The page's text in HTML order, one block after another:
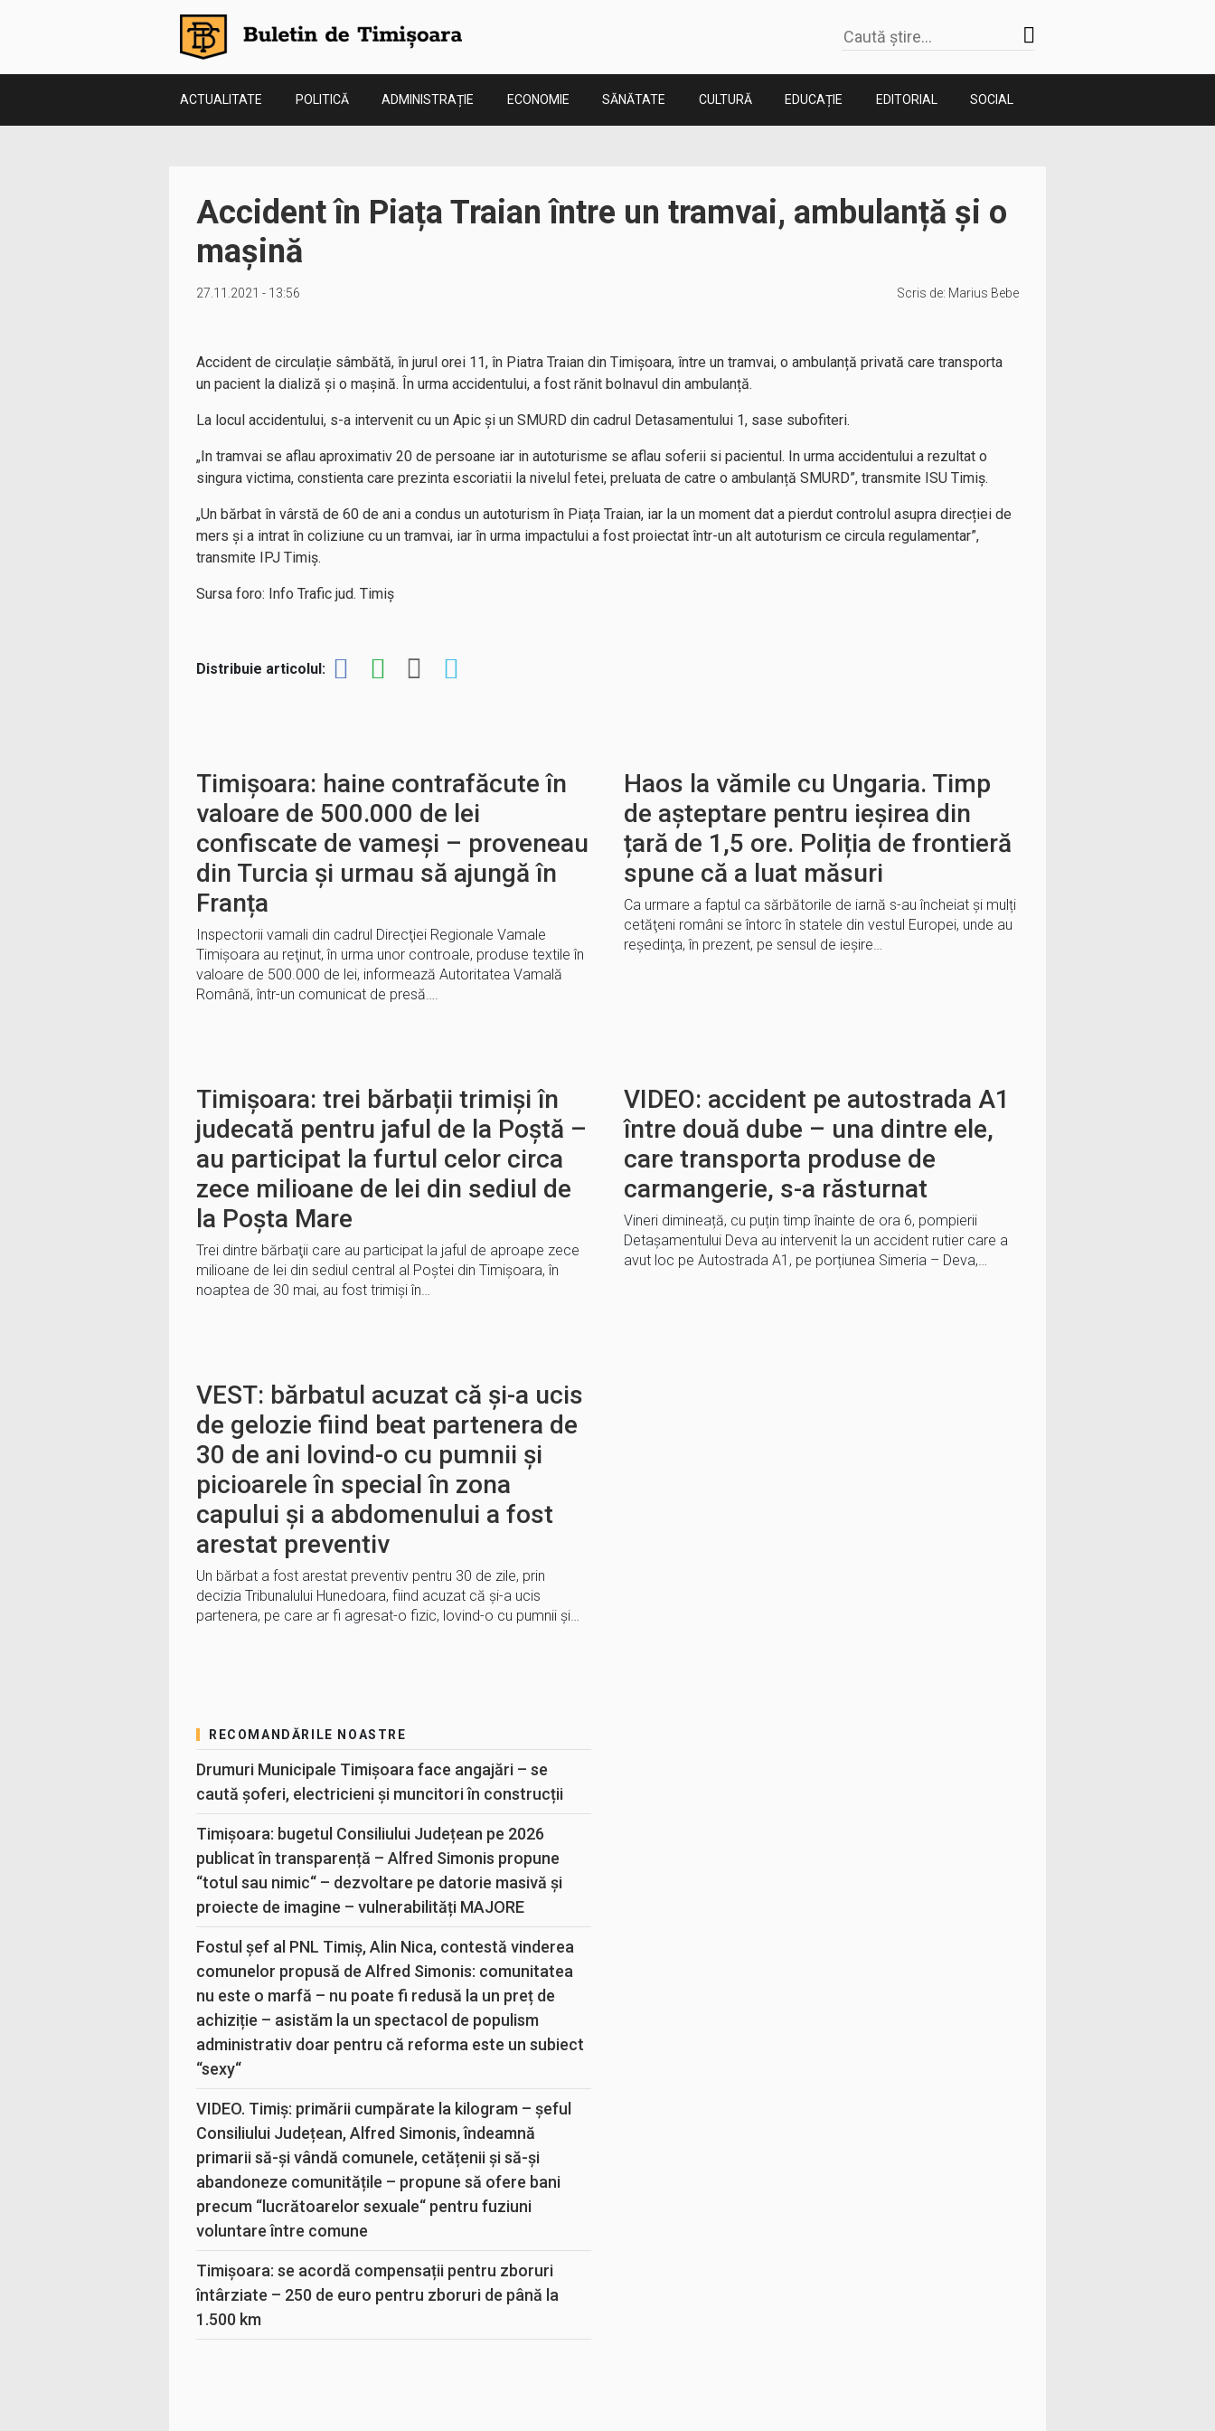
ACTUALITATE POLITICĂ ADMINISTRAȚIE ECONOMIE SĂNĂTATE CULTURĂ EDUCAȚIE EDITORIAL SOCIAL
Accident în Piața Traian între un tramvai, ambulanță și o
mașină
27.11.2021 - 13:56 Scris de: Marius Bebe
Accident de circulație sâmbătă, în jurul orei 11, în Piatra Traian din Timișoara, între un tramvai, o ambulanță privată care transporta
un pacient la dializă și o mașină. În urma accidentului, a fost rănit bolnavul din ambulanță.
La locul accidentului, s-a intervenit cu un Apic și un SMURD din cadrul Detasamentului 1, sase subofiteri.
„In tramvai se aflau aproximativ 20 de persoane iar in autoturisme se aflau soferii si pacientul. In urma accidentului a rezultat o
singura victima, constienta care prezinta escoriatii la nivelul fetei, preluata de catre o ambulanță SMURD”, transmite ISU Timiș.
„Un bărbat în vârstă de 60 de ani a condus un autoturism în Piața Traian, iar la un moment dat a pierdut controlul asupra direcției de
mers și a intrat în coliziune cu un tramvai, iar în urma impactului a fost proiectat într-un alt autoturism ce circula regulamentar”,
transmite IPJ Timiș.
Sursa foro: Info Trafic jud. Timiș
Distribuie articolul:
Timișoara: haine contrafăcute în
valoare de 500.000 de lei
confiscate de vameși – proveneau
din Turcia și urmau să ajungă în
Franța
Inspectorii vamali din cadrul Direcţiei Regionale Vamale
Timişoara au reţinut, în urma unor controale, produse textile în
valoare de 500.000 de lei, informează Autoritatea Vamală
Română, într-un comunicat de presă….
Haos la vămile cu Ungaria. Timp
de așteptare pentru ieșirea din
țară de 1,5 ore. Poliția de frontieră
spune că a luat măsuri
Ca urmare a faptul ca sărbătorile de iarnă s-au încheiat şi mulți
cetăţeni români se întorc în statele din vestul Europei, unde au
reşedinţa, în prezent, pe sensul de ieşire…
Timișoara: trei bărbații trimiși în
judecată pentru jaful de la Poștă –
au participat la furtul celor circa
zece milioane de lei din sediul de
la Poșta Mare
Trei dintre bărbaţii care au participat la jaful de aproape zece
milioane de lei din sediul central al Poştei din Timişoara, în
noaptea de 30 mai, au fost trimişi în…
VIDEO: accident pe autostrada A1
între două dube – una dintre ele,
care transporta produse de
carmangerie, s-a răsturnat
Vineri dimineață, cu puțin timp înainte de ora 6, pompierii
Detașamentului Deva au intervenit la un accident rutier care a
avut loc pe Autostrada A1, pe porțiunea Simeria – Deva,…
VEST: bărbatul acuzat că și-a ucis
de gelozie fiind beat partenera de
30 de ani lovind-o cu pumnii și
picioarele în special în zona
capului și a abdomenului a fost
arestat preventiv
Un bărbat a fost arestat preventiv pentru 30 de zile, prin
decizia Tribunalului Hunedoara, fiind acuzat că și-a ucis
partenera, pe care ar fi agresat-o fizic, lovind-o cu pumnii și…
RECOMANDĂRILE NOASTRE
Drumuri Municipale Timișoara face angajări – se
caută șoferi, electricieni și muncitori în construcții
Timișoara: bugetul Consiliului Județean pe 2026
publicat în transparență – Alfred Simonis propune
“totul sau nimic“ – dezvoltare pe datorie masivă și
proiecte de imagine – vulnerabilități MAJORE
Fostul șef al PNL Timiș, Alin Nica, contestă vinderea
comunelor propusă de Alfred Simonis: comunitatea
nu este o marfă – nu poate fi redusă la un preț de
achiziție – asistăm la un spectacol de populism
administrativ doar pentru că reforma este un subiect
“sexy“
VIDEO. Timiș: primării cumpărate la kilogram – șeful
Consiliului Județean, Alfred Simonis, îndeamnă
primarii să-și vândă comunele, cetățenii și să-și
abandoneze comunitățile – propune să ofere bani
precum “lucrătoarelor sexuale“ pentru fuziuni
voluntare între comune
Timișoara: se acordă compensații pentru zboruri
întârziate – 250 de euro pentru zboruri de până la
1.500 km